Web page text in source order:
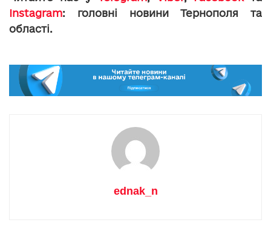
Instagram: головні новини Тернополя та
області.
ednak_n